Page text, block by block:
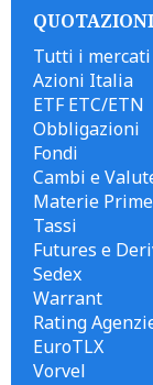
QUOTAZIONI
Tutti i mercati
Azioni Italia
ETF ETC/ETN
Obbligazioni
Fondi
Cambi e
Materie Prime
Tassi
Futures e
Sedex
Warrant
Rating
EuroTLX
Vorvel